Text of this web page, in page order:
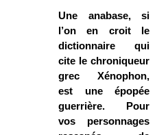
Une anabase, si
l’on en croit le
dictionnaire qui
cite le chroniqueur
grec Xénophon,
est une épopée
guerrière. Pour
vos personnages